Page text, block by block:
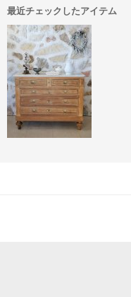
最近チェックしたアイテム